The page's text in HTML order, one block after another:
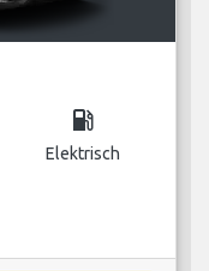
local_gas_station
Elektrisch